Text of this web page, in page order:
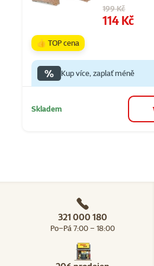
Původní cena
199 Kč
Cena
114 Kč
👍 TOP cena
% Kup více, zaplať méně
Skladem
321 000 180
Po–Pá 7:00 – 18:00